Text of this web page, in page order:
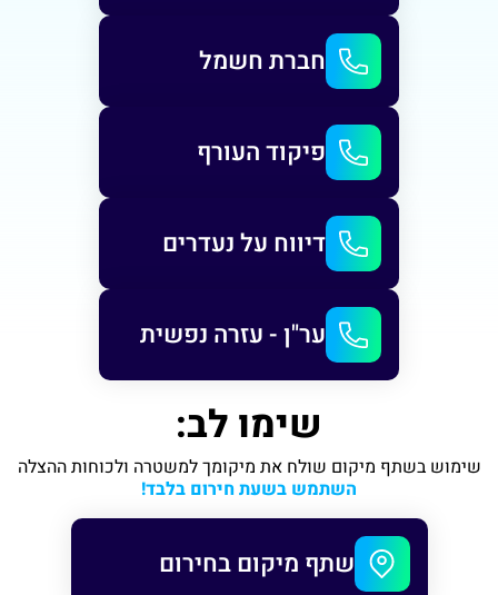
חברת חשמל
פיקוד העורף
דיווח על נעדרים
ער"ן - עזרה נפשית
שימו לב:
שימוש בשתף מיקום שולח את מיקומך למשטרה ולכוחות ההצלה
השתמש בשעת חירום בלבד!
שתף מיקום בחירום